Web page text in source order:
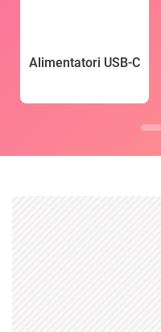
Alimentatori USB-C